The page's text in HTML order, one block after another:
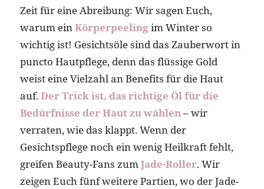
Zeit für eine Abreibung: Wir sagen Euch,
warum einKörperpeeling im Winter so
wichtig ist! Gesichtsöle sind das Zauberwort in
puncto Hautpflege, denn das flüssige Gold
weist eine Vielzahl an Benefits für die Haut
auf. Der Trick ist, das richtige Öl für die
Bedürfnisse der Haut zu wählen– wir
verraten, wie das klappt. Wenn der
Gesichtspflege noch ein wenig Heilkraft fehlt,
greifen Beauty-Fans zumJade-Roller. Wir
zeigen Euch fünf weitere Partien, wo der Jade-